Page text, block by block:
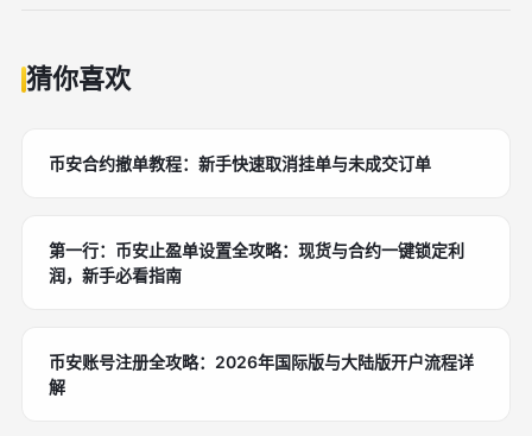
猜你喜欢
币安合约撤单教程：新手快速取消挂单与未成交订单
第一行：币安止盈单设置全攻略：现货与合约一键锁定利
润，新手必看指南
币安账号注册全攻略：2026年国际版与大陆版开户流程详
解